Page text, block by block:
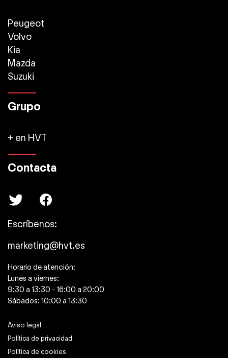
Peugeot
Volvo
Kia
Mazda
Suzuki
Grupo
+ en HVT
Contacta
Escríbenos:
marketing@hvt.es
Horario de atención:
Lunes a viernes:
9:30 a 13:30 - 16:00 a 20:00
Sábados: 10:00 a 13:30
Aviso legal
Política de privacidad
Política de cookies